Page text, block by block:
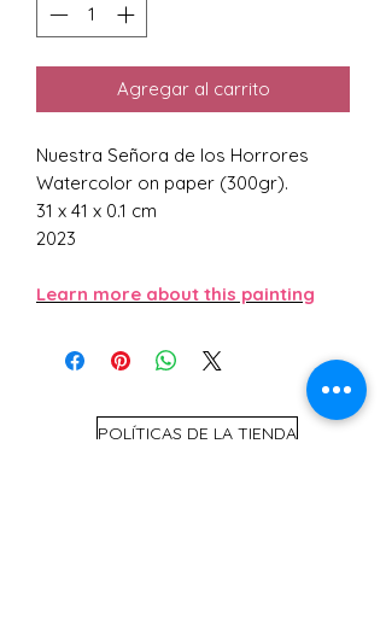
Agregar al carrito
Nuestra Señora de los Horrores
Watercolor on paper (300gr).
31 x 41 x 0.1 cm
2023
Learn more about this painting
POLÍTICAS DE LA TIENDA